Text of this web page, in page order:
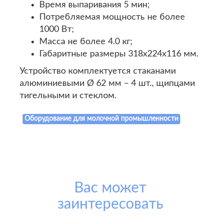
Время выпаривания 5 мин;
Потребляемая мощность не более
1000 Вт;
Масса не более 4.0 кг;
Габаритные размеры 318х224х116 мм.
Устройство комплектуется стаканами
алюминиевыми Ø 62 мм – 4 шт., щипцами
тигельными и стеклом.
Оборудование для молочной промышленности
Вас может
заинтересовать